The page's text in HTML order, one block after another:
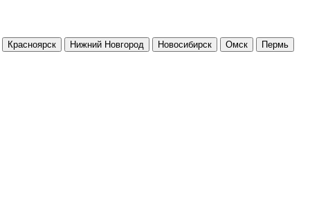
Красноярск Нижний Новгород Новосибирск Омск
Пермь